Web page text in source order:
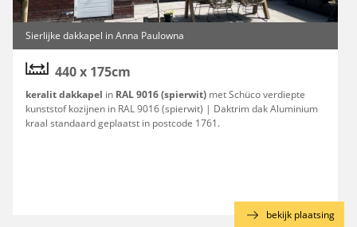
Sierlijke dakkapel in Anna Paulowna
440 x 175cm
keralit dakkapel in RAL 9016 (spierwit) met Schüco verdiepte
kunststof kozijnen in RAL 9016 (spierwit) | Daktrim dak Aluminium
kraal standaard geplaatst in postcode 1761.
bekijk plaatsing